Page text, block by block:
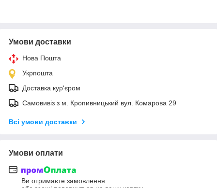
Умови доставки
Нова Пошта
Укрпошта
Доставка кур'єром
Самовивіз з м. Кропивницький вул. Комарова 29
Всі умови доставки
Умови оплати
Ви отримаєте замовлення